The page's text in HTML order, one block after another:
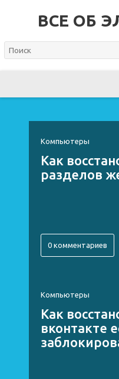
ВСЕ ОБ
Компьютеры
Как
разделов
0 комментариев
Компьютеры
Как
вконтакте